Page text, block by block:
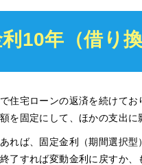
10年（借り換
住宅ローンの返済を続けて
を固定にして、ほかの支出
れば、固定金利（期間選択
了すれば変動金利に戻すか